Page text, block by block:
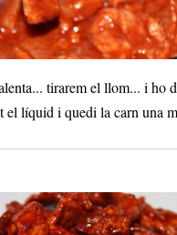
tirarem el llom... i ho
el líquid i quedi la carn una